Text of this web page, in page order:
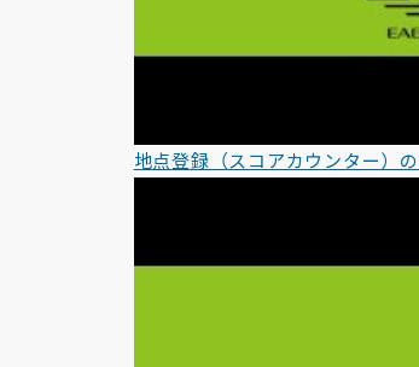
地点登録（スコアカウンター）